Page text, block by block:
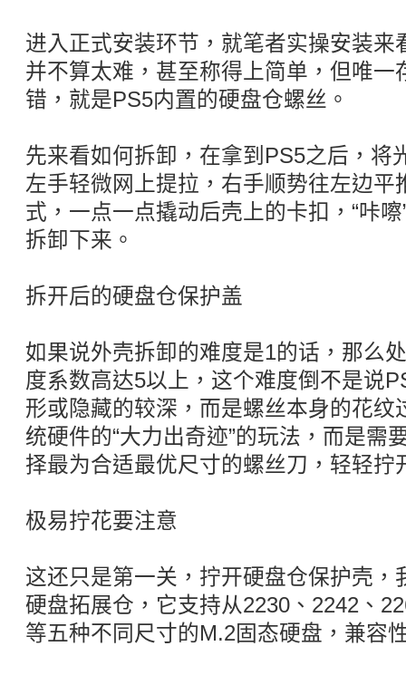
进入正式安装环节，就笔者实操安装来
并不算太难，甚至称得上简单，但唯一
错，就是PS5内置的硬盘仓螺丝。
先来看如何拆卸，在拿到PS5之后，将
左手轻微网上提拉，右手顺势往左边平
式，一点一点撬动后壳上的卡扣，“咔
拆卸下来。
拆开后的硬盘仓保护盖
如果说外壳拆卸的难度是1的话，那么
度系数高达5以上，这个难度倒不是说
形或隐藏的较深，而是螺丝本身的花纹
统硬件的“大力出奇迹”的玩法，而是需
择最为合适最优尺寸的螺丝刀，轻轻拧
极易拧花要注意
这还只是第一关，拧开硬盘仓保护壳，
硬盘拓展仓，它支持从2230、2242、
等五种不同尺寸的M.2固态硬盘，兼容